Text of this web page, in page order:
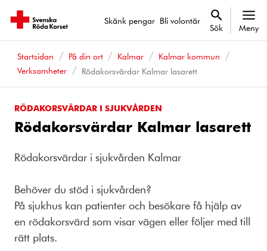
Skänk pengar Bli volontär
Sök Meny
Startsidan På din ort Kalmar
Kalmar kommun
Verksamheter
Rödakorsvärdar Kalmar lasarett
RÖDAKORSVÄRDAR I SJUKVÅRDEN
Rödakorsvärdar Kalmar lasarett
Rödakorsvärdar i sjukvården Kalmar
Behöver du stöd i sjukvården?
På sjukhus kan patienter och besökare få hjälp av
en rödakorsvärd som visar vägen eller följer med till
rätt plats.